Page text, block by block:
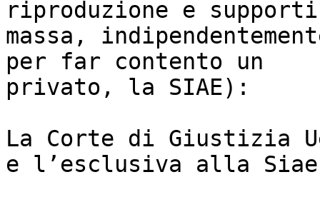
riproduzione e
massa,
per far contento un
privato, la SIAE):
La Corte di Giustizia
e l’esclusiva alla Siae